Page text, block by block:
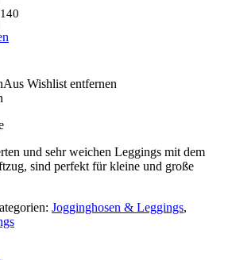
Aus Wishlist entfernen
und sehr weichen Leggings mit dem
sind perfekt für kleine und große
Jogginghosen & Leggings,